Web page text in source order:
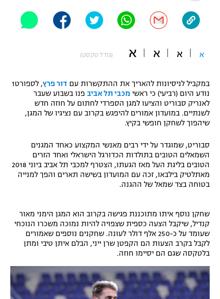
"מחצית בשכונה" – פודקאסט
משתתפים וזוכים בפרסים
תקנון עבור פעילות אלקטרה
תקנון עבור פעילות ספורט 1 – "מרלן"
טניס
גיימינג E-Sports
תנאי שימוש
מדיניות פרטיות
רשיון להקרנה פומבית לבית עסק
הצטרפות לחבילת הערוצים
לוח דרושים – ג'ובנט
אופניים
פוטבול אמריקאי NFL
בייסבול MLB
אומנויות לחימה
גיימינג E-Sports
א א א א (גודל טקסט)
במקביל לניסיונות להאריך את ההתקשרות עם דור פרץ
, לספורט1
נודע היום (רביעי) כי ראשי מכבי תל אביב פנו בשבוע שעבר
לאנריק סבוריט והציעו למגן הספרדי לחתום על חוזה חדש
לשנתיים. במועדון אמורים להיפגש בקרוב עם נציגיו של המגן,
שיהפוך לשחקן חופשי בקיץ.
סבוריט, שמוגדר על ידי רבים מאנשי המקצוע כאחד המגנים
השמאלים הטובים בתולדות הכדורגל הישראלי ואחד הזרים
הטובים בליגת העל מאז הגעתו, הצטרף למכבי תל אביב ביוני 2018
מאתלטיק בילבאו, זכה עם המועדון בשישה תארים והפך למנייה
בטוחה בצד שמאל של ההגנה.
שחקן נוסף איתו מתוכננת פגישה בקרוב הוא המגן הימני מאור
קנדיל, שיקבל הצעה כספית שצפויה להיות נמוכה משכרו הנוכחי
שעומד על כ-250 אלף דולר לעונה. שחקנים נוספים שאמורים
לקבל בקרב הצעות הם הקפטן שרן ייני, הבלם איתן טיבי ומתן
בלטקסה שגם הם יסיימו חוזה.